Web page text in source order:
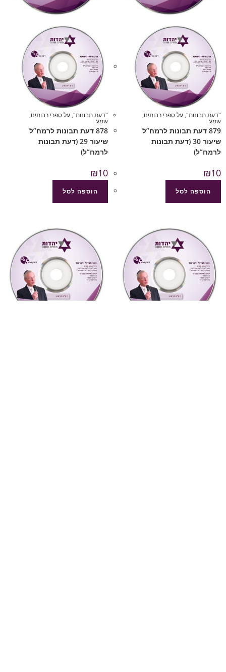
"דעת תבונות",על ספרי רבותינו,
שמע
879 דעת תבונות לרמח”ל
שיעור 30 (דעת תבונות
לרמח”ל)
₪10
הוספה לסל
"דעת תבונות",על ספרי רבותינו,
שמע
878 דעת תבונות לרמח”ל
שיעור 29 (דעת תבונות
לרמח”ל)
₪10
הוספה לסל